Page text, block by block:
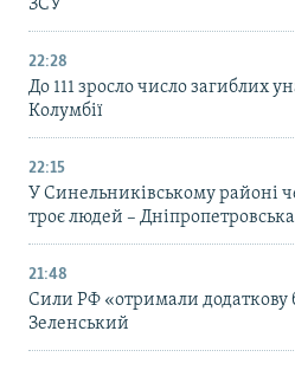
ЗСУ
22:28
До 111 зросло число загиблих
Колумбії
22:15
У Синельниківському районі
троє людей –
21:48
Сили РФ «отримали додаткову
Зеленський